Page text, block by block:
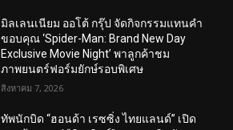
มิลเลนเนียม ออโต้ กรุ๊ป จัดกิจกรรมแทนคำ
ขอบคุณ ‘Spider-Man: Brand New Day
Exclusive Movie Night’ พาลูกค้าชม
ภาพยนตร์ฟอร์มยักษ์รอบพิเศษ
สิงหาคม 7, 2026
ทัพนักบิด “ฮอนด้า เรซซิ่ง ไทยแลนด์” เปิด